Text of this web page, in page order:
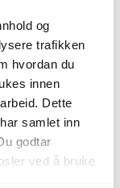
og
trafikken
hvordan du
innen
Dette
samlet inn
godtar
ved å bruke